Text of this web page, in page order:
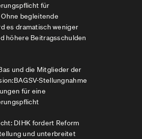
für
begleitende
es dramatisch weniger
höhere Beitragsschulden
und die Mitglieder der
Stellungnahme
für eine
DIHK fordert Reform
und unterbreitet